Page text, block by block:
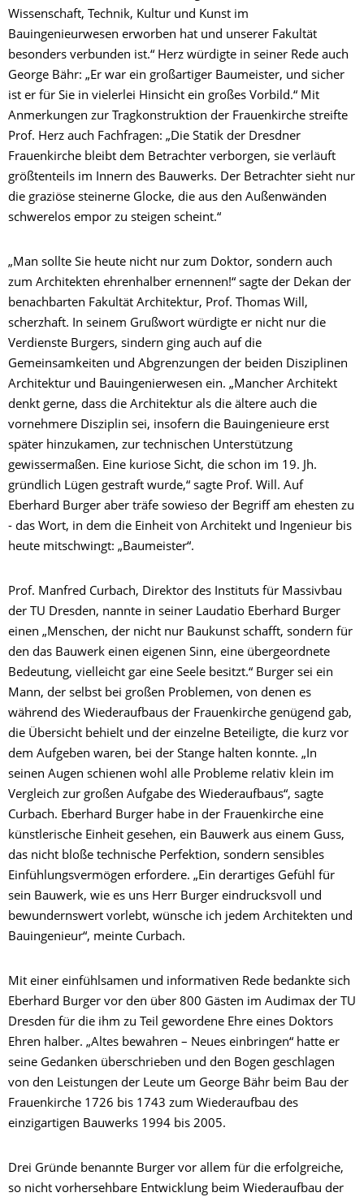
Wissenschaft, Technik, Kultur und Kunst im
Bauingenieurwesen erworben hat und unserer Fakultät
besonders verbunden ist.“ Herz würdigte in seiner Rede auch
George Bähr: „Er war ein großartiger Baumeister, und sicher
ist er für Sie in vielerlei Hinsicht ein großes Vorbild.“ Mit
Anmerkungen zur Tragkonstruktion der Frauenkirche streifte
Prof. Herz auch Fachfragen: „Die Statik der Dresdner
Frauenkirche bleibt dem Betrachter verborgen, sie verläuft
größtenteils im Innern des Bauwerks. Der Betrachter sieht nur
die graziöse steinerne Glocke, die aus den Außenwänden
schwerelos empor zu steigen scheint.“
„Man sollte Sie heute nicht nur zum Doktor, sondern auch
zum Architekten ehrenhalber ernennen!“ sagte der Dekan der
benachbarten Fakultät Architektur, Prof. Thomas Will,
scherzhaft. In seinem Grußwort würdigte er nicht nur die
Verdienste Burgers, sindern ging auch auf die
Gemeinsamkeiten und Abgrenzungen der beiden Disziplinen
Architektur und Bauingenierwesen ein. „Mancher Architekt
denkt gerne, dass die Architektur als die ältere auch die
vornehmere Disziplin sei, insofern die Bauingenieure erst
später hinzukamen, zur technischen Unterstützung
gewissermaßen. Eine kuriose Sicht, die schon im 19. Jh.
gründlich Lügen gestraft wurde,“ sagte Prof. Will. Auf
Eberhard Burger aber träfe sowieso der Begriff am ehesten zu
- das Wort, in dem die Einheit von Architekt und Ingenieur bis
heute mitschwingt: „Baumeister“.
Prof. Manfred Curbach, Direktor des Instituts für Massivbau
der TU Dresden, nannte in seiner Laudatio Eberhard Burger
einen „Menschen, der nicht nur Baukunst schafft, sondern für
den das Bauwerk einen eigenen Sinn, eine übergeordnete
Bedeutung, vielleicht gar eine Seele besitzt.“ Burger sei ein
Mann, der selbst bei großen Problemen, von denen es
während des Wiederaufbaus der Frauenkirche genügend gab,
die Übersicht behielt und der einzelne Beteiligte, die kurz vor
dem Aufgeben waren, bei der Stange halten konnte. „In
seinen Augen schienen wohl alle Probleme relativ klein im
Vergleich zur großen Aufgabe des Wiederaufbaus“, sagte
Curbach. Eberhard Burger habe in der Frauenkirche eine
künstlerische Einheit gesehen, ein Bauwerk aus einem Guss,
das nicht bloße technische Perfektion, sondern sensibles
Einfühlungsvermögen erfordere. „Ein derartiges Gefühl für
sein Bauwerk, wie es uns Herr Burger eindrucksvoll und
bewundernswert vorlebt, wünsche ich jedem Architekten und
Bauingenieur“, meinte Curbach.
Mit einer einfühlsamen und informativen Rede bedankte sich
Eberhard Burger vor den über 800 Gästen im Audimax der TU
Dresden für die ihm zu Teil gewordene Ehre eines Doktors
Ehren halber. „Altes bewahren – Neues einbringen“ hatte er
seine Gedanken überschrieben und den Bogen geschlagen
von den Leistungen der Leute um George Bähr beim Bau der
Frauenkirche 1726 bis 1743 zum Wiederaufbau des
einzigartigen Bauwerks 1994 bis 2005.
Drei Gründe benannte Burger vor allem für die erfolgreiche,
so nicht vorhersehbare Entwicklung beim Wiederaufbau der